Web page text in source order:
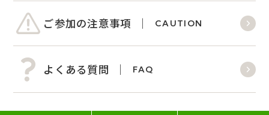
ご参加の注意事項 CAUTION
よくある質問 FAQ